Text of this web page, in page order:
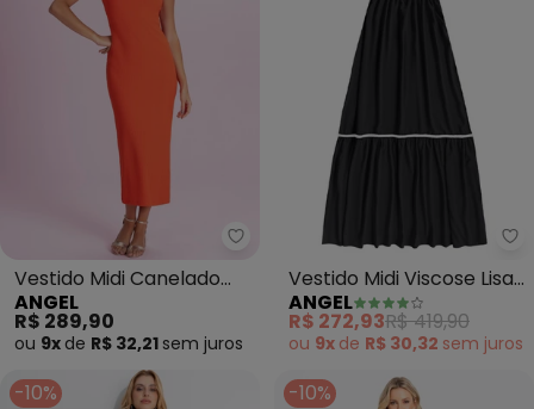
Angel - Vestido Midi Canelado
Vestido Midi Canelado
(Laranja)
ANGEL
R$ 289,90
ou 9x de R$ 32,21 sem juros
Vestido Midi Viscose Lisa
(Preto)
ANGEL
R$ 272,93R$ 419,90
ou 9x de R$ 30,32 sem juros
-10% -10%